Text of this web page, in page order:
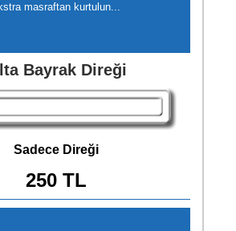
masraftan kurtulun...
Bayrak Direği
Sadece Direği
250 TL